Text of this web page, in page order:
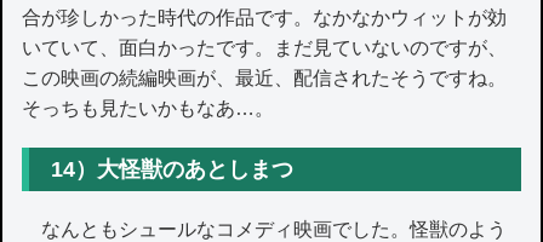
合が珍しかった時代の作品です。なかなかウィットが効
いていて、面白かったです。まだ見ていないのですが、
この映画の続編映画が、最近、配信されたそうですね。
そっちも見たいかもなあ…。
14）大怪獣のあとしまつ
なんともシュールなコメディ映画でした。怪獣のよう